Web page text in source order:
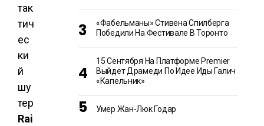
так
тич
ес
ки
й
шу
тер
Rai
«Фабельманы» Стивена Спилберга
Победили На Фестивале В Торонто
15 Сентября На Платформе Premier
Выйдет Драмеди По Идее Иды Галич
«Капельник»
Умер Жан-Люк Годар